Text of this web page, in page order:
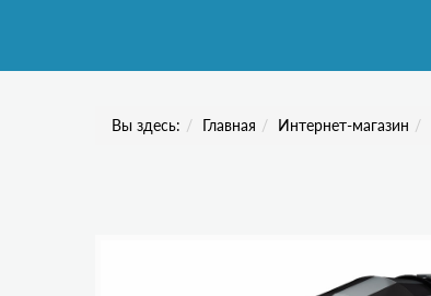
Вы здесь: Главная Интернет-магазин